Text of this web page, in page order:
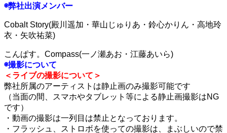
◉弊社出演メンバー
Cobalt Story(殿川遥加・華山じゅりあ・鈴心かりん・高地玲
衣・矢吹祐菜)
こんぱす。Compass(一ノ瀬あお・江藤あいら)
◉撮影について
＜ライブの撮影について＞
弊社所属のアーティストは静止画のみ撮影可能です
（当面の間、スマホやタブレット等による静止画撮影はNG
です）
・動画の撮影は一列目は禁止となっております。
・フラッシュ、ストロボを使っての撮影は、まぶしいので禁